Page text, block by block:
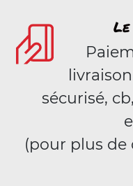
sécurisé,
(pour plus de